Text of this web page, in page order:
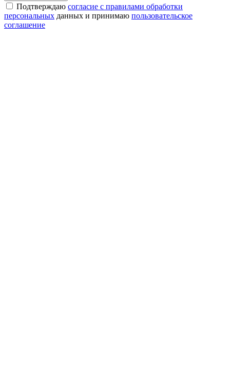
Подтверждаю согласие с правилами обработки
персональных данных и принимаю пользовательское
соглашение